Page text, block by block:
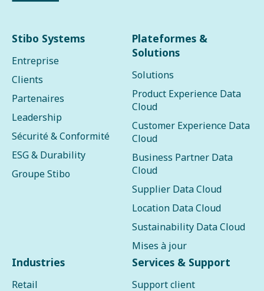
Stibo Systems
Entreprise
Clients
Partenaires
Leadership
Sécurité & Conformité
ESG & Durability
Groupe Stibo
Plateformes &
Solutions
Solutions
Product Experience Data
Cloud
Customer Experience Data
Cloud
Business Partner Data
Cloud
Supplier Data Cloud
Location Data Cloud
Sustainability Data Cloud
Mises à jour
Industries
Retail
Services & Support
Support client